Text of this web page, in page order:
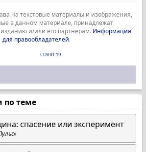
на текстовые материалы и изображения,
в данном материале, принадлежат
и/или его партнерам. Информация
для правообладателей.
COVID-19
по теме
спасение или эксперимент